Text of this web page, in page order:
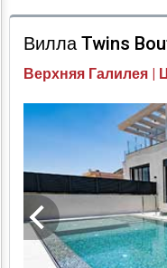
Проверка цен
Вилла Twins
Верхняя Галилея |